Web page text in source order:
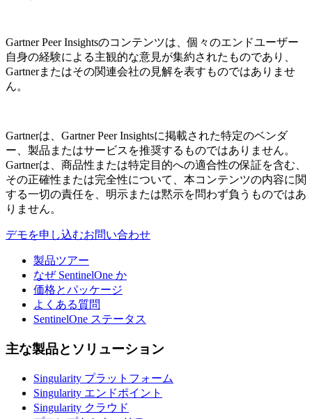
Gartner Peer Insightsのコンテンツは、個々のエンドユーザー
自身の経験による主観的な意見が集約されたものであり、
Gartnerまたはその関連会社の見解を表すものではありませ
ん。
Gartnerは、Gartner Peer Insightsに掲載された特定のベンダ
ー、製品またはサービスを推奨するものではありません。
Gartnerは、商品性または特定目的への適合性の保証を含む、
その正確性または完全性について、本コンテンツの内容に関
する一切の責任を、明示または黙示を問わず負うものではあ
りません。
デモを申し込むお問い合わせ
製品ツアー
なぜ SentinelOne か
価格とパッケージ
よくある質問
SentinelOne ステータス
主な製品とソリューション
Singularity プラットフォーム
Singularity エンドポイント
Singularity クラウド